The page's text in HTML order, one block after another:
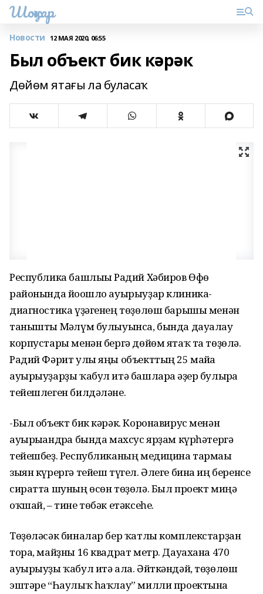
Шоңҡар
Новости 12 МАЯ 2020, 06:55
Был объект бик кәрәк
Дөйөм ятағы ла буласаҡ
Республика башлығы Радий Хәбиров Өфө
районында йоғошло ауырыуҙар клиника-
диагностика үҙәгенең төҙөлөш барышы менән
танышты Мәғлүм булыуынса, бында дауалау
корпустары менән бергә дөйөм ятаҡ та төҙөлә.
Радий Фәрит улы яңы объекттың 25 майға
ауырыуҙарҙы ҡабул итә башларға әҙер булырға
тейешлеген билдәләне.
-Был объект бик кәрәк. Коронавирус менән
ауырығандрға бында махсус ярҙам күрһәтергә
тейешбеҙ. Республиканың медицина тармағы
зыян күрергә тейеш түгел. Әлеге бина иң беренсе
сиратта шуның өсөн төҙөлә. Был проект миңә
оҡшай, – тине төбәк етәксеһе.
Төҙөләсәк биналар бер ҡатлы комплекстарҙан
тора, майҙны 16 квадрат метр. Дауахана 470
ауырыуҙы ҡабул итә ала. Әйткәндәй, төҙөлөш
эштәре “Һаулыҡ һаҡлау” милли проектына